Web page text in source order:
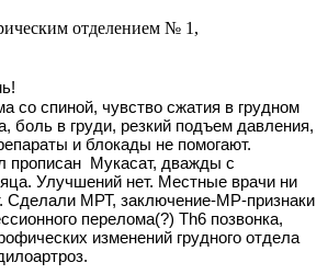
отделением № 1,
со спиной, чувство сжатия в грудном
боль в груди, резкий подъем давления,
и блокады не помогают.
прописан Мукасат, дважды с
Улучшений нет. Местные врачи ни
Сделали МРТ, заключение-МР-признаки
перелома(?) Th6 позвонка,
изменений грудного отдела